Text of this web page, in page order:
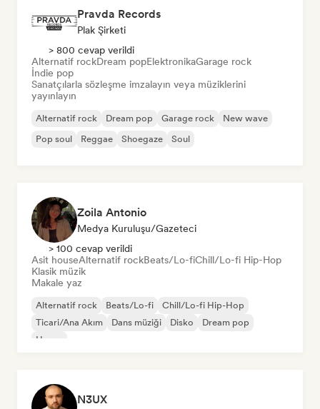
Pravda Records
Plak Şirketi
> 800 cevap verildi
Alternatif rockDream popElektronikaGarage rock
İndie pop
Sanatçılarla sözleşme imzalayın veya müziklerini
yayınlayın
Alternatif rock Dream pop Garage rock
New wave
Pop soul
Reggae Shoegaze Soul
Zoila Antonio
Medya Kuruluşu/Gazeteci
> 100 cevap verildi
Asit houseAlternatif rockBeats/Lo-fiChill/Lo-fi Hip-Hop
Klasik müzik
Makale yaz
Alternatif rock Beats/Lo-fi
Chill/Lo-fi Hip-Hop
Ticari/Ana Akım
Dans müziği Disko
Dream pop
House
N3UX